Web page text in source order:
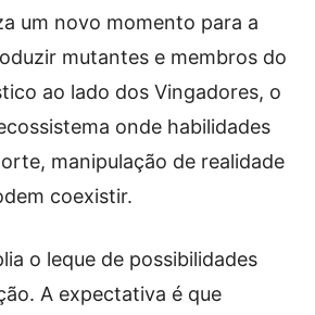
um novo momento para a
mutantes e membros do
ao lado dos Vingadores, o
onde habilidades
manipulação de realidade
coexistir.
o leque de possibilidades
A expectativa é que